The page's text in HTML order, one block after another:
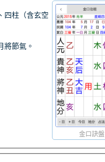
金口訣盤
四柱（含玄空
將節氣。